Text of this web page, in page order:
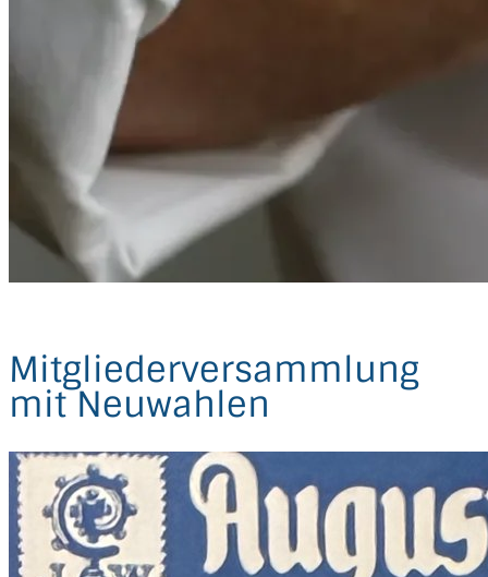
Mitgliederversammlung
mit Neuwahlen